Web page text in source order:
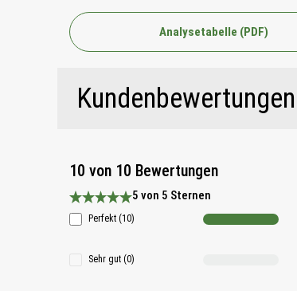
Analysetabelle (PDF)
Kundenbewertungen
10 von 10 Bewertungen
Durchschnittliche Bewertung 5 von 5 Sternen
5 von 5 Sternen
Perfekt (10)
Sehr gut (0)